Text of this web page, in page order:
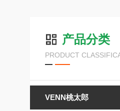
产品分类
PRODUCT
VENN桃太郎